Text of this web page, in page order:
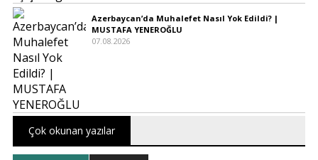
Azerbaycan’da Muhalefet Nasıl Yok Edildi? |
MUSTAFA YENEROĞLU
07.08.2026
Çok okunan yazılar